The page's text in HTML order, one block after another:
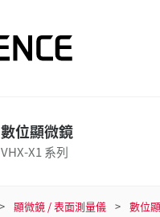
數位顯微鏡
VHX-X1 系列
顯微鏡 / 表面測量儀 數位